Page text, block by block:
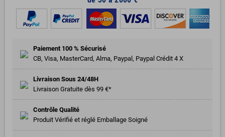
Paiement 100 % Sécurisé
CB, Visa, MasterCard, Alma, Paypal, Paypal Crédit 4 X
Livraison Sous 24/48H
Livraison Gratuite dès 99 €*
Contrôle Qualité
Produit Vérifié et réglé Emballage Soigné